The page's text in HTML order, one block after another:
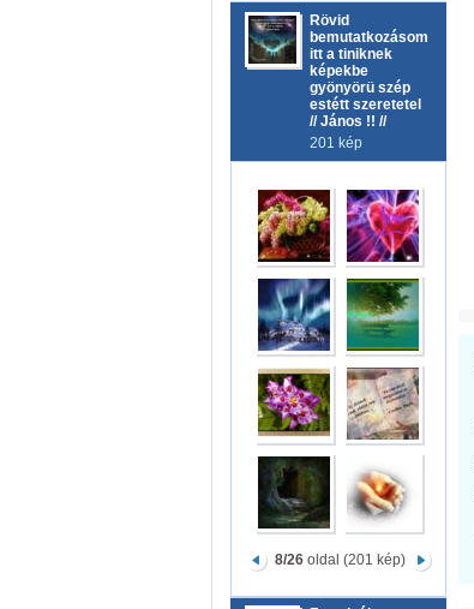
Rövid
bemutatkozásom
itt a tiniknek
képekbe
gyönyörü szép
estétt szeretetel
// János !! //
201 kép
8/26oldal (201 kép)